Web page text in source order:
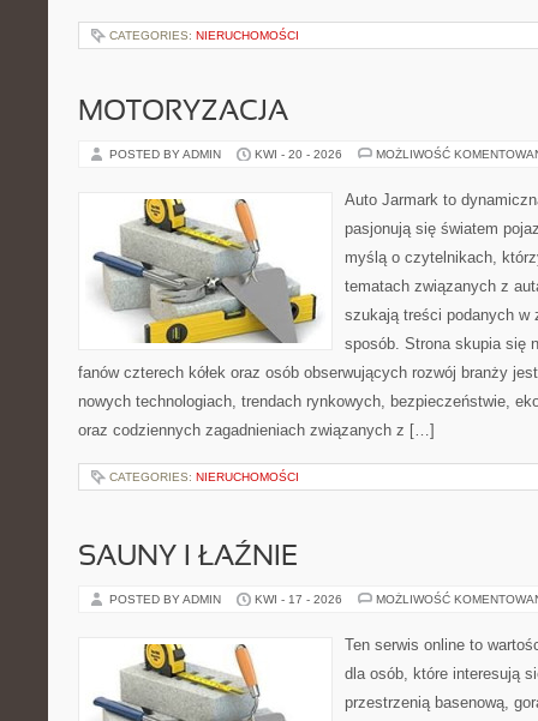
CATEGORIES: NIERUCHOMOŚCI
MOTORYZACJA
POSTED BY ADMIN KWI - 20 - 2026 MOŻLIWOŚĆ
Auto Jarmark to
pasjonują się światem
myślą o czytelnikach,
tematach związanych z
szukają treści podanych w
sposób. Strona skupia się
fanów czterech kółek oraz osób obserwujących rozwój branży
nowych technologiach, trendach rynkowych, bezpieczeństwie,
oraz codziennych zagadnieniach związanych z […]
CATEGORIES: NIERUCHOMOŚCI
SAUNY I ŁAŹNIE
POSTED BY ADMIN KWI - 17 - 2026 MOŻLIWOŚĆ
Ten serwis online to
dla osób, które interesują
przestrzenią basenową,